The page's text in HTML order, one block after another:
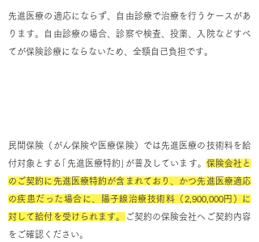
先進医療の適応にならず、自由診療で治療を行うケースがあ
ります。自由診療の場合、診察や検査、投薬、入院などすべ
てが保険診療にならないため、全額自己負担です。
民間保険（がん保険や医療保険）では先進医療の技術料を給
付対象とする｢先進医療特約｣が普及しています。 保険会社と
のご契約に先進医療特約が含まれており、かつ先進医療適応
の疾患だった場合に、陽子線治療技術料（2,900,000円）に
対して給付を受けられます。
ご契約の保険会社へご契約内容
をご確認ください。